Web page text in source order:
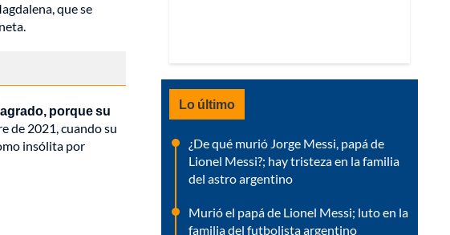
que se
porque su
de 2021, cuando su
insólita por
Lo último
¿De qué murió Jorge Messi, papá de
Lionel Messi?; hay tristeza en la familia
del astro argentino
Murió el papá de Lionel Messi; luto en la
familia del futbolista argentino